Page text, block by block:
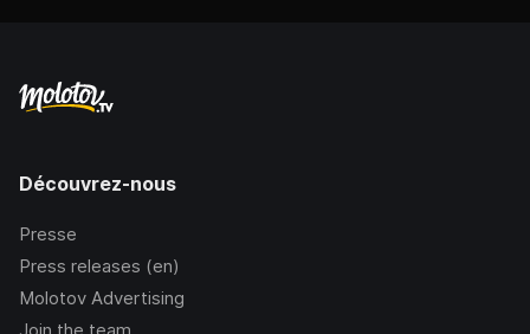
Découvrez-nous
Presse
Press releases (en)
Molotov Advertising